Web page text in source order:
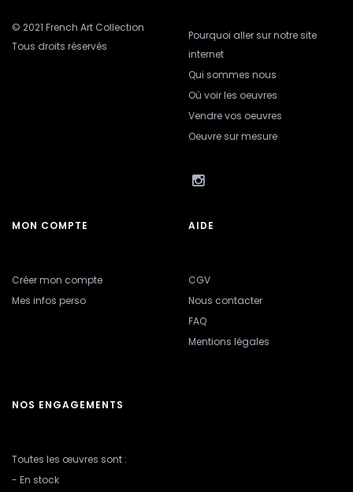
© 2021 French Art Collection
Tous droits réservés
Pourquoi aller sur notre site
internet
Qui sommes nous
Où voir les oeuvres
Vendre vos oeuvres
Oeuvre sur mesure
MON COMPTE
Créer mon compte
Mes infos perso
AIDE
CGV
Nous contacter
FAQ
Mentions légales
NOS ENGAGEMENTS
Toutes les œuvres sont :
- En stock